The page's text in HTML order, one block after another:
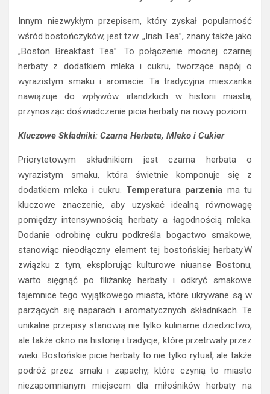
Innym niezwykłym przepisem, który zyskał popularność
wśród bostończyków, jest tzw. „Irish Tea”, znany także jako
„Boston Breakfast Tea”. To połączenie mocnej czarnej
herbaty z dodatkiem mleka i cukru, tworzące napój o
wyrazistym smaku i aromacie. Ta tradycyjna mieszanka
nawiązuje do wpływów irlandzkich w historii miasta,
przynosząc doświadczenie picia herbaty na nowy poziom.
Kluczowe Składniki: Czarna Herbata, Mleko i Cukier
Priorytetowym składnikiem jest czarna herbata o
wyrazistym smaku, która świetnie komponuje się z
dodatkiem mleka i cukru. Temperatura parzenia ma tu
kluczowe znaczenie, aby uzyskać idealną równowagę
pomiędzy intensywnością herbaty a łagodnością mleka.
Dodanie odrobinę cukru podkreśla bogactwo smakowe,
stanowiąc nieodłączny element tej bostońskiej herbaty.W
związku z tym, eksplorując kulturowe niuanse Bostonu,
warto sięgnąć po filiżankę herbaty i odkryć smakowe
tajemnice tego wyjątkowego miasta, które ukrywane są w
parzących się naparach i aromatycznych składnikach. Te
unikalne przepisy stanowią nie tylko kulinarne dziedzictwo,
ale także okno na historię i tradycje, które przetrwały przez
wieki. Bostońskie picie herbaty to nie tylko rytuał, ale także
podróż przez smaki i zapachy, które czynią to miasto
niezapomnianym miejscem dla miłośników herbaty na